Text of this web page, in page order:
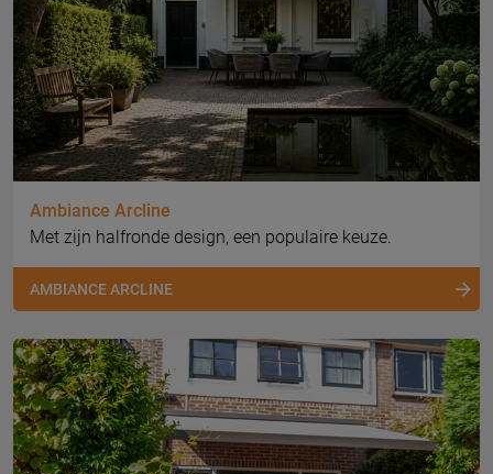
Ambiance Arcline
Met zijn halfronde design, een populaire keuze.
AMBIANCE ARCLINE